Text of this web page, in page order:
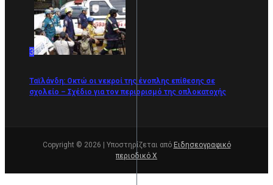
3
Ταϊλάνδη: Οκτώ οι νεκροί της ένοπλης επίθεσης σε
σχολείο – Σχέδιο για τον περιορισμό της οπλοκατοχής
Copyright © 2026 | Υποστηρίζεται από Ειδησεογραφικό
περιοδικό Χ